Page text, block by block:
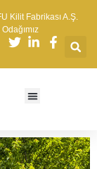
Kilit Fabrikası A.Ş.